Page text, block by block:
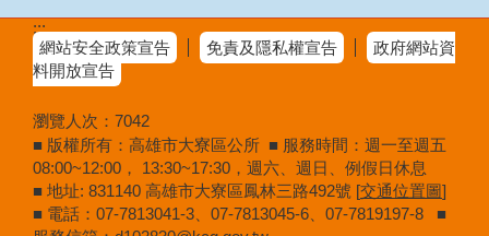
:::
網站安全政策宣告
免責及隱私權宣告
政府網站資
料開放宣告
瀏覽人次： 7042
■ 版權所有：高雄市大寮區公所 ■ 服務時間：週一至週五
08:00~12:00， 13:30~17:30，週六、週日、例假日休息
■ 地址: 831140 高雄市大寮區鳳林三路492號 [交通位置圖]
■ 電話：07-7813041-3、07-7813045-6、07-7819197-8 ■